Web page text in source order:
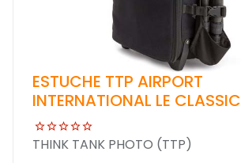
ESTUCHE TTP AIRPORT
INTERNATIONAL LE CLASSIC
THINK TANK PHOTO (TTP)